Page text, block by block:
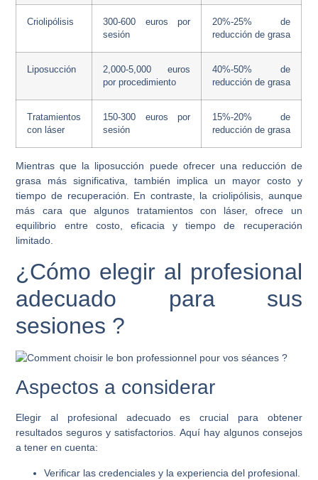
Criolipólisis
300-600 euros por
sesión
20%-25% de
reducción de grasa
Liposucción
2,000-5,000 euros
por procedimiento
40%-50% de
reducción de grasa
Tratamientos
con láser
150-300 euros por
sesión
15%-20% de
reducción de grasa
Mientras que la liposucción puede ofrecer una reducción de
grasa más significativa, también implica un mayor costo y
tiempo de recuperación. En contraste, la criolipólisis, aunque
más cara que algunos tratamientos con láser, ofrece un
equilibrio entre costo, eficacia y tiempo de recuperación
limitado.
¿Cómo elegir al profesional
adecuado para sus
sesiones ?
Aspectos a considerar
Elegir al profesional adecuado es crucial para obtener
resultados seguros y satisfactorios. Aquí hay algunos consejos
a tener en cuenta:
Verificar las credenciales y la experiencia del profesional.